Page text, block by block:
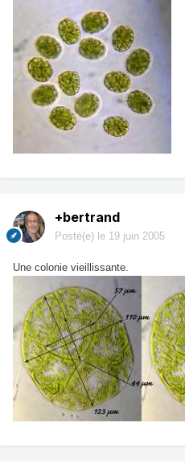
+bertrand
Posté(e) le 19 juin 2005
Une colonie vieillissante.